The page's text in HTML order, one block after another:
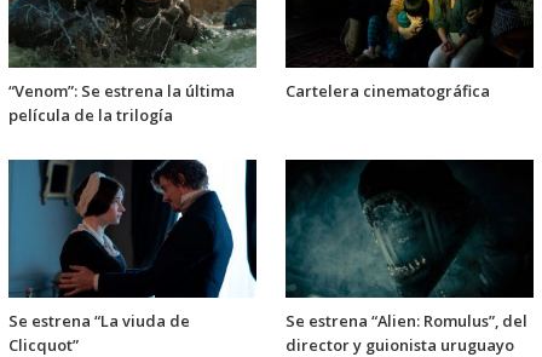
“Venom”: Se estrena la última
película de la trilogía
Cartelera cinematográfica
Se estrena “La viuda de
Clicquot”
Se estrena “Alien: Romulus”, del
director y guionista uruguayo